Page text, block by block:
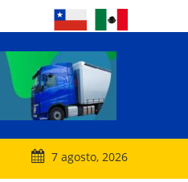
7 agosto, 2026